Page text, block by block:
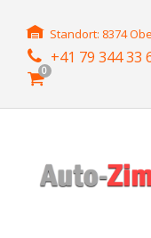
Standort: 8374
+41 79 344 33
0